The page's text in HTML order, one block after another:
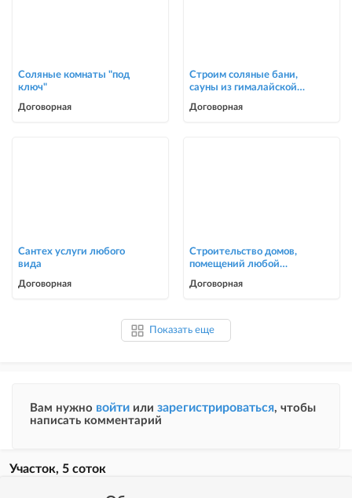
Соляные комнаты "под
ключ"
Договорная
Строим соляные бани,
сауны из гималайской
Договорная
Сантех услуги любого
вида
Договорная
Строительство домов,
помещений любой
Договорная
Показать еще
Вам нужно войти или зарегистрироваться, чтобы
написать комментарий
Участок, 5 соток